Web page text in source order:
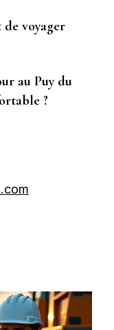
de voyager
au Puy du
?